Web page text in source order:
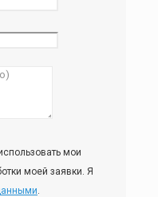
мои
моей заявки. Я
.